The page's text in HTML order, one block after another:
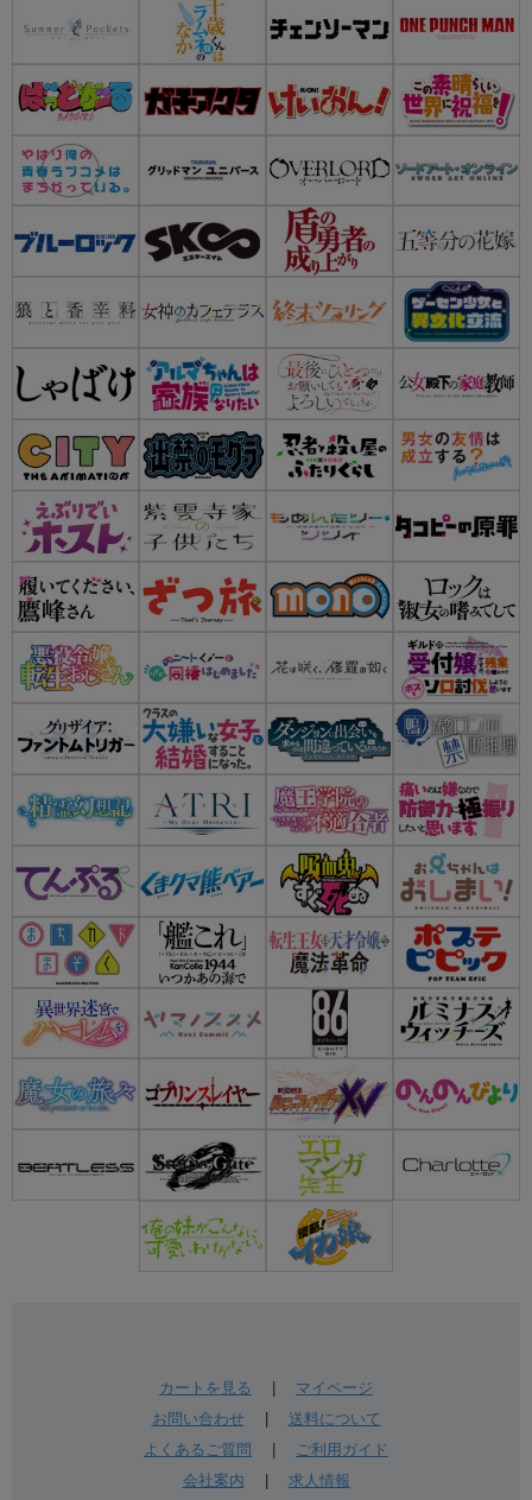
カートを見る
マイページ
お問い合わせ| 送料について
よくあるご質問
ご利用ガイド
会社案内
求人情報